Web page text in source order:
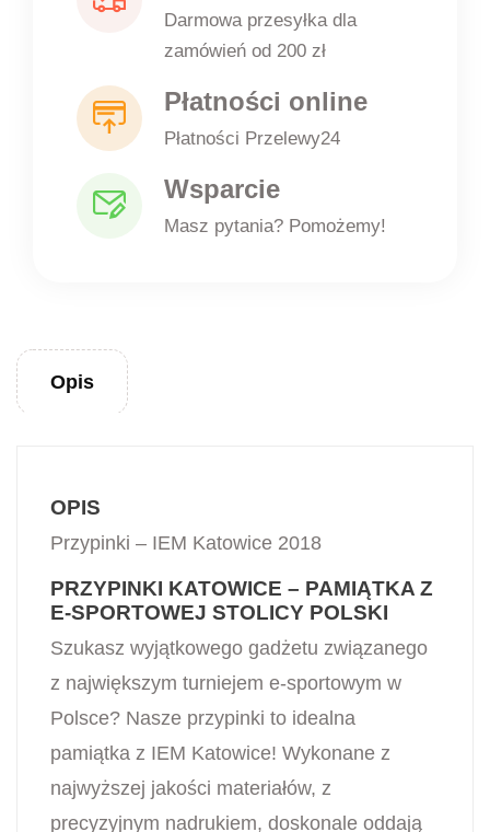
Darmowa przesyłka dla
zamówień od 200 zł
Płatności online
Płatności Przelewy24
Wsparcie
Masz pytania? Pomożemy!
Opis
OPIS
Przypinki – IEM Katowice 2018
PRZYPINKI KATOWICE – PAMIĄTKA Z
E-SPORTOWEJ STOLICY POLSKI
Szukasz wyjątkowego gadżetu związanego
z największym turniejem e-sportowym w
Polsce? Nasze przypinki to idealna
pamiątka z IEM Katowice! Wykonane z
najwyższej jakości materiałów, z
precyzyjnym nadrukiem, doskonale oddają